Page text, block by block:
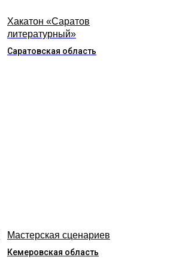
Хакатон «Саратов
литературный»
Саратовская область
Мастерская сценариев
Кемеровская область